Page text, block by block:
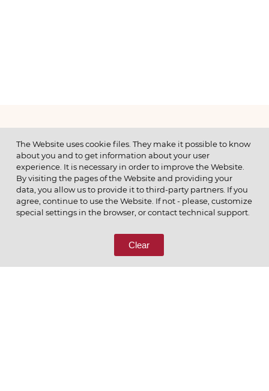
МЕНЮ
© 2026 ОАО
ПОЗВОНИТЕ НАМ
8 (800) 333-65-66
The Website uses cookie files. They make it possible to know
about you and to get information about your user
experience. It is necessary in order to improve the Website.
By visiting the pages of the Website and providing your
data, you allow us to provide it to third-party partners. If you
agree, continue to use the Website. If not - please, customize
special settings in the browser, or contact technical support.
Clear